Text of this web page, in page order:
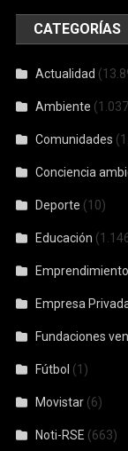
CATEGORÍAS
Actualidad
Ambiente
Comunidades
Conciencia
Deporte (10)
Educación
Emprendimiento
Empresa
Fundaciones
Fútbol (1)
Movistar (6)
Noti-RSE (663)